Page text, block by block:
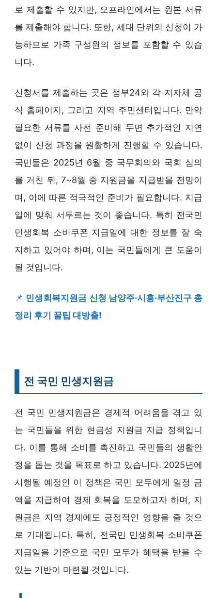
로 제출할 수 있지만, 오프라인에서는 원본 서류
를 제출해야 합니다. 또한, 세대 단위의 신청이 가
능하므로 가족 구성원의 정보를 포함할 수 있습
니다.
신청서를 제출하는 곳은 정부24와 각 지자체 공
식 홈페이지, 그리고 지역 주민센터입니다. 만약
필요한 서류를 사전 준비해 두면 추가적인 지연
없이 신청 과정을 원활하게 진행할 수 있습니다.
국민들은 2025년 6월 중 국무회의와 국회 심의
를 거친 뒤, 7~8월 중 지원금을 지급받을 전망이
며, 이에 따른 적극적인 준비가 필요합니다. 지급
일에 맞춰 서두르는 것이 좋습니다. 특히 전국민
민생회복 소비쿠폰 지급일에 대한 정보를 잘 숙
지하고 있어야 하며, 이는 국민들에게 큰 도움이
될 것입니다.
📌 민생회복지원금 신청 남양주·시흥·부산진구 총
정리 후기 꿀팁 대방출!
전 국민 민생지원금
전 국민 민생지원금은 경제적 어려움을 겪고 있
는 국민들을 위한 현금성 지원금 지급 정책입니
다. 이를 통해 소비를 촉진하고 국민들의 생활안
정을 돕는 것을 목표로 하고 있습니다. 2025년에
시행될 예정인 이 정책은 국민 모두에게 일정 금
액을 지급하여 경제 회복을 도모하고자 하며, 지
원금은 지역 경제에도 긍정적인 영향을 줄 것으
로 기대됩니다. 특히, 전국민 민생회복 소비쿠폰
지급일을 기준으로 국민 모두가 혜택을 받을 수
있는 기반이 마련될 것입니다.